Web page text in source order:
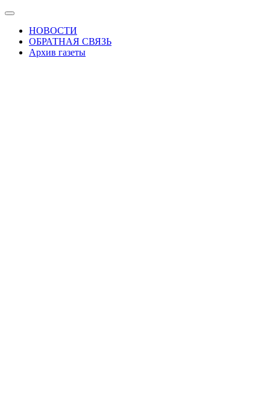
Skip
content
Показать/
Скрыть
навигацию
НОВОСТИ
ОБРАТНАЯ СВЯЗЬ
Архив газеты